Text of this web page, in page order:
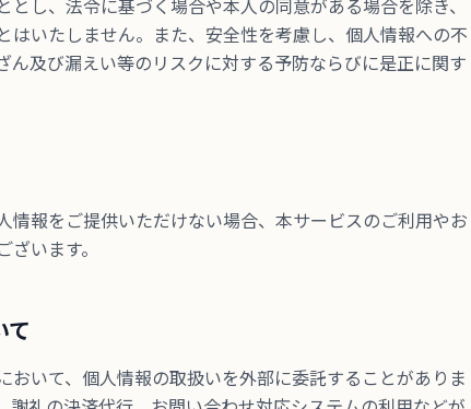
し、法令に基づく場合や本人の同意がある場合を除き、
はいたしません。また、安全性を考慮し、個人情報への不
ん及び漏えい等のリスクに対する予防ならびに是正に関す
情報をご提供いただけない場合、本サービスのご利用やお
います。
て
おいて、個人情報の取扱いを外部に委託することがありま